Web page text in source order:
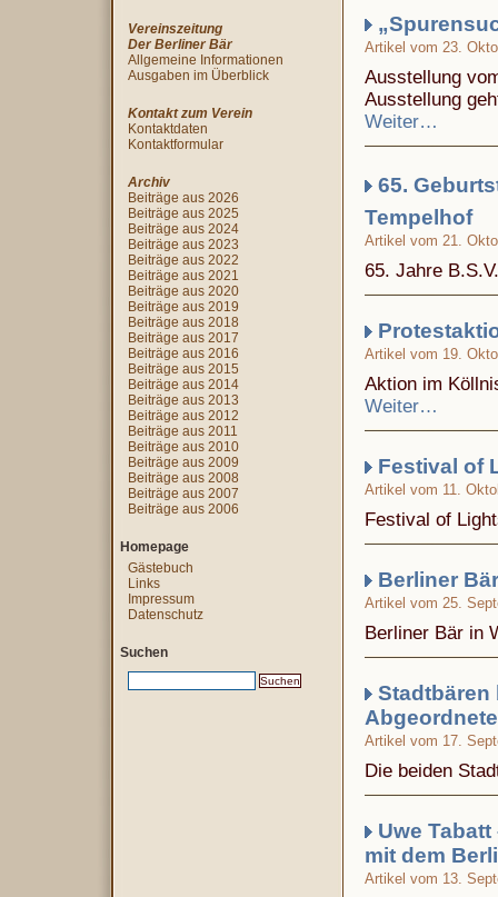
Artikel vom 23.
Ausstellung
Ausstellung
Weiter…
65.
Tempelhof
Artikel vom 21.
65. Jahre
Artikel vom 19.
Aktion im
Weiter…
Festival of
Artikel vom 11.
Festival of
Berliner
Artikel vom 25.
Berliner Bär in
Stadtbären
Artikel vom 17.
Die beiden
Uwe
mit dem
Artikel vom 13.
Vereinszeitung
Der Berliner Bär
Allgemeine Informationen
Ausgaben im Überblick
Kontakt zum Verein
Kontaktdaten
Kontaktformular
Archiv
Beiträge aus 2026
Beiträge aus 2025
Beiträge aus 2024
Beiträge aus 2023
Beiträge aus 2022
Beiträge aus 2021
Beiträge aus 2020
Beiträge aus 2019
Beiträge aus 2018
Beiträge aus 2017
Beiträge aus 2016
Beiträge aus 2015
Beiträge aus 2014
Beiträge aus 2013
Beiträge aus 2012
Beiträge aus 2011
Beiträge aus 2010
Beiträge aus 2009
Beiträge aus 2008
Beiträge aus 2007
Beiträge aus 2006
Homepage
Gästebuch
Links
Impressum
Datenschutz
Suchen